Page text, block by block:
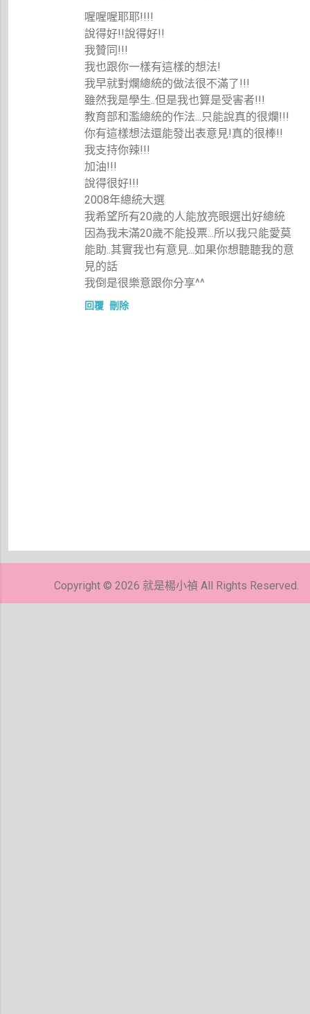
喔喔喔耶耶!!!!
說得好!!說得好!!
我贊同!!!
我也跟你一樣有這樣的想法!
我早就對爛總統的做法很不滿了!!!
雖然我是學生..但是我也算是受害者!!!
教育部和濫總統的作法...只能說真的很爛!!!
你有這樣想法還能發出表意見!真的很棒!!
我支持你辣!!!
加油!!!
說得很好!!!
2008年總統大選
我希望所有20歲的人能放亮眼選出好總統
因為我未滿20歲不能投票...所以我只能愛莫
能助..其實我也有意見...如果你想聽聽我的意
見的話
我倒是很樂意跟你分享^^
回覆 刪除
貼
Copyright © 2026 就是楊小禎 All Rights Reserved.